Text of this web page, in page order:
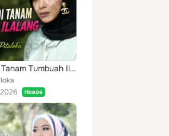
Padi Di Tanam Tumbuah Ilalang
2026 Новое